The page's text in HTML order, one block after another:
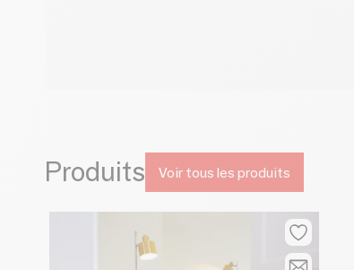
Produits Voir tous les produits